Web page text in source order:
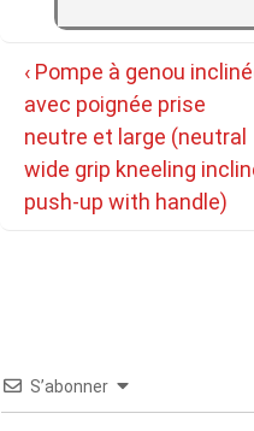
Navigation
de
l’article
Previous
Post
is
‹ Pompe à genou
avec poignée prise
neutre et large (neutral
wide grip kneeling
push-up with handle)
S’abonner